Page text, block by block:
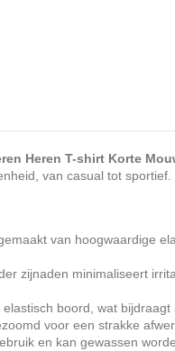
Heren T-shirt Korte
van casual tot sportief.
van hoogwaardige
zijnaden minimaliseert
boord, wat
voor een strakke
en kan gewassen